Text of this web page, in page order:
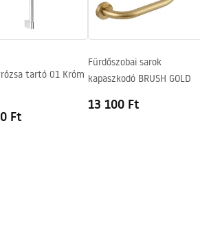
tartó 01 Króm
Ft
Fürdőszobai sarok
kapaszkodó BRUSH GOLD
13 100 Ft